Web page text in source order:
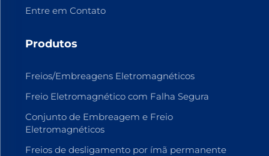
Entre em Contato
Produtos
Freios/Embreagens Eletromagnéticos
Freio Eletromagnético com Falha Segura
Conjunto de Embreagem e Freio
Eletromagnéticos
Freios de desligamento por ímã permanente